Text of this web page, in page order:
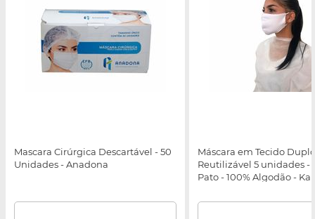
Mascara Cirúrgica Descartável - 50
Unidades - Anadona
Máscara em Tecido Duplo
Reutilizável 5 unidades -
Pato - 100% Algodão -
estoques